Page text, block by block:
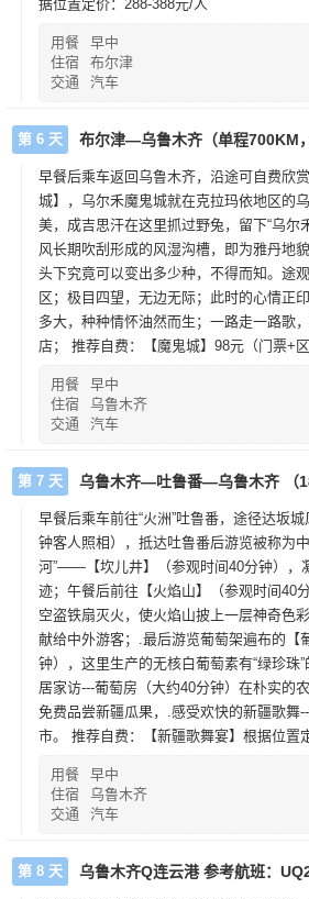
据位置定价：288-388元/人
用餐
早中
住宿
布尔津
交通
汽车
第 6 天 布尔津—乌鲁木齐（单程700KM
早餐后乘车返回乌鲁木齐，沿途可自费欣
城】，乌尔禾魔鬼城就在克拉玛依地区的
美，成吉思汗在这里抓过野兔，留下“乌尔
风长期吹刮形成的风湿沟槽，即为雅丹地
头下究竟可以变出多少种，不得而知。途
区；极目四望，无边无际；此时的心情正
多大，种种情怀油然而生；一路走一路歌
店； 推荐自费：【魔鬼城】98元（门票+区
用餐
早中
住宿
乌鲁木齐
交通
汽车
第 7 天 乌鲁木齐—吐鲁番—乌鲁木齐 （
早餐后乘车前往“火洲”吐鲁番，途径达坂
钟客人照相），抵达吐鲁番后游览被称为
河”——【坎儿井】（参观时间40分钟），
迹；午餐后前往【火焰山】（参观时间40
空盗铁扇灭火，使火焰山披上一层神奇色
献给中外游客；.最后游览葡萄架遍布的【
钟），这里生产的无核白葡萄素有“绿珍珠
居家访---葡萄房（大约40分钟）在朴实的
免费品尝新疆瓜果，.感受欢快的新疆歌舞
市。 推荐自费：【新疆歌舞宴】根据位置
用餐
早中
住宿
乌鲁木齐
交通
汽车
第 8 天 乌鲁木齐Q连云港 参考航班：